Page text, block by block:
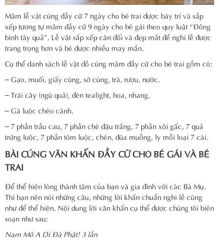
Mâm lễ vật cúng đầy cữ 7 ngày cho bé trai được bày trí và sắp
xếp tương tự mâm đầy cữ 9 ngày cho bé gái theo quy luật “Đông
bình tây quả”. Lễ vật sắp xếp cân đối và đẹp mắt để nghi lễ được
trang trọng hơn và bé được nhiều may mắn.
Cụ thể danh sách lễ vật đồ cúng mâm đầy cữ cho bé trai gồm có:
– Gạo, muối, giấy cúng, sớ cúng, trà, rượu, nước.
– Trái cây (ngũ quả), đèn tealight, hoa, nhang.
– Gà luộc chéo cánh.
– 7 phần trầu cau, 7 phần chè đậu trắng, 7 phần xôi gấc, 7 quả
trứng luộc, 7 phần tôm luộc, chén, đũa muỗng, ly mỗi loại 7 cái.
BÀI CÚNG VĂN KHẤN ĐẦY CỮ CHO BÉ GÁI VÀ BÉ
TRAI
Để thể hiện lòng thành tâm của bạn và gia đình với các Bà Mụ.
Thì bạn nên nói những câu, những lời khấn chuẩn nghi lễ cũng
như để thể hiện. Nội dung lời văn khấn cụ thể được chúng tôi biên
soạn như sau:
Nam Mô A Di Đà Phật! 3 lần